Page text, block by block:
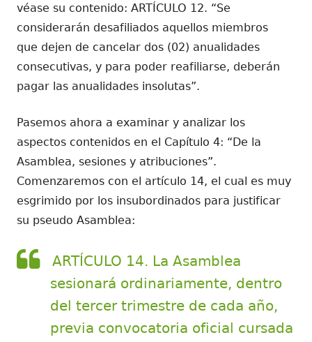
véase su contenido: ARTÍCULO 12. “Se
considerarán desafiliados aquellos miembros
que dejen de cancelar dos (02) anualidades
consecutivas, y para poder reafiliarse, deberán
pagar las anualidades insolutas”.
Pasemos ahora a examinar y analizar los
aspectos contenidos en el Capítulo 4: “De la
Asamblea, sesiones y atribuciones”.
Comenzaremos con el artículo 14, el cual es muy
esgrimido por los insubordinados para justificar
su pseudo Asamblea:
ARTÍCULO 14. La Asamblea
sesionará ordinariamente, dentro
del tercer trimestre de cada año,
previa convocatoria oficial cursada